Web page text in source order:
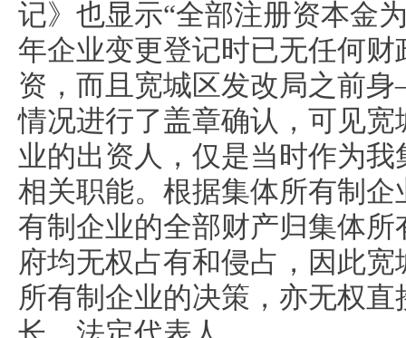
记》也显示“全部注册资本金
年企业变更登记时已无任何
资，而且宽城区发改局之前
情况进行了盖章确认，可见
业的出资人，仅是当时作为
相关职能。根据集体所有制
有制企业的全部财产归集体
府均无权占有和侵占，因此
所有制企业的决策，亦无权